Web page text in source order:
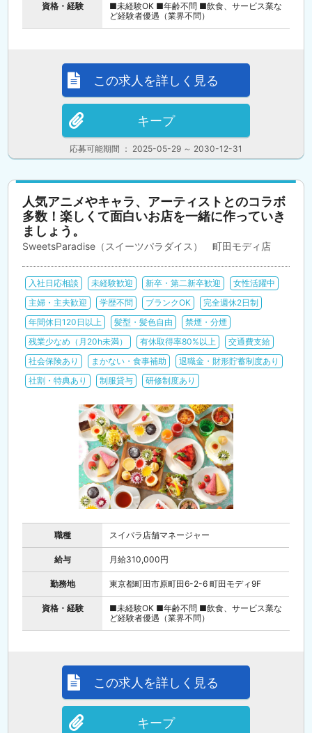
資格・経験
■未経験OK ■年齢不問 ■飲食、サービス業な
ど経験者優遇（業界不問）
応募可能期間 ： 2025-05-29 ～ 2030-12-31
この求人を詳しく見る
キープ
人気アニメやキャラ、アーティストとのコラボ
多数！楽しくて面白いお店を一緒に作っていき
ましょう。
SweetsParadise（スイーツパラダイス） 町田モディ店
入社日応相談 未経験歓迎 新卒・第二新卒歓迎
女性活躍中
主婦・主夫歓迎
学歴不問 ブランクOK
完全週休2日制
年間休日120日以上
髪型・髪色自由
禁煙・分煙
残業少なめ（月20h未満）
有休取得率80%以上
交通費支給
社会保険あり
まかない・食事補助
退職金・財形貯蓄制度あり
社割・特典あり
制服貸与 研修制度あり
職種 スイパラ店舗マネージャー
給与 月給310,000円
勤務地 東京都町田市原町田6-2-6 町田モディ9F
資格・経験
■未経験OK ■年齢不問 ■飲食、サービス業な
ど経験者優遇（業界不問）
この求人を詳しく見る
キープ